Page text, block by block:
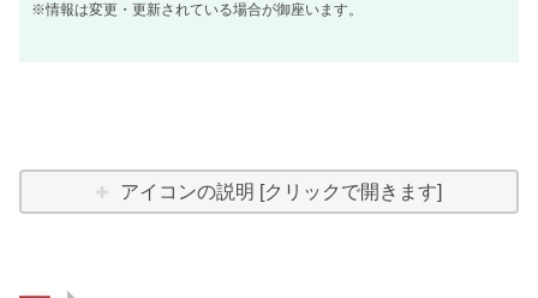
※情報は変更・更新されている場合が御座います。
アイコンの説明 [クリックで開きます]